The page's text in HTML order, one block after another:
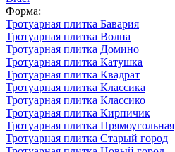
Форма:
Тротуарная плитка Бавария
Тротуарная плитка Волна
Тротуарная плитка Домино
Тротуарная плитка Катушка
Тротуарная плитка Квадрат
Тротуарная плитка Классика
Тротуарная плитка Классико
Тротуарная плитка Кирпичик
Тротуарная плитка Прямоугольная
Тротуарная плитка Старый город